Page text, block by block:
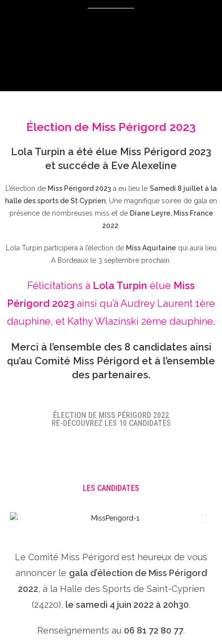
Élection de Miss Périgord 2023
Lola Turpin a été élue Miss Périgord 2023
et succéde à Eve Alexeline
L’élection de Miss Périgord 2023a eu lieu le Samedi 8 juillet à la
halle des sports de St Cyprien , Une magnifique soirée de gala en
présence de nombreuses miss et de Diane Leyre, Miss France
2022
Lola Turpin participera à l’élection de Miss Aquitainequi aura lieu
A Bordeaux le 3 septembre prochain.
Félicitations à Lola Turpin élue Miss
Périgord 2023 ainsi qu’à Audrey Laurent 1ère
dauphine, et Kathy Wlazinski 2ème dauphine.
Merci à l’ensemble des 8 candidates ainsi
qu’au Comité Miss Périgord et à l’ensemble
des partenaires.
ÉLECTION DE MISS PÉRIGORD 2022
RE-DÉCOUVREZ LES 10 CANDIDATES
LES CANDIDATES
Le Comité Miss Périgord est heureux de vous
annoncer le gala d’élection de Miss Périgord
2022, à la Halle des Sports de Saint-Cyprien
(24220), le samedi 4 juin 2022 à 20h30.
Renseignements au 06 81 72 80 77.